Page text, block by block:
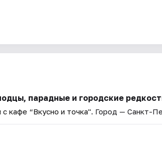
парадные и городские
кафе “Вкусно и точка". Город — Санкт-